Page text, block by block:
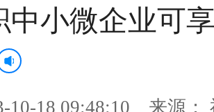
中小微企业可
10-18 09:48:10 来源：